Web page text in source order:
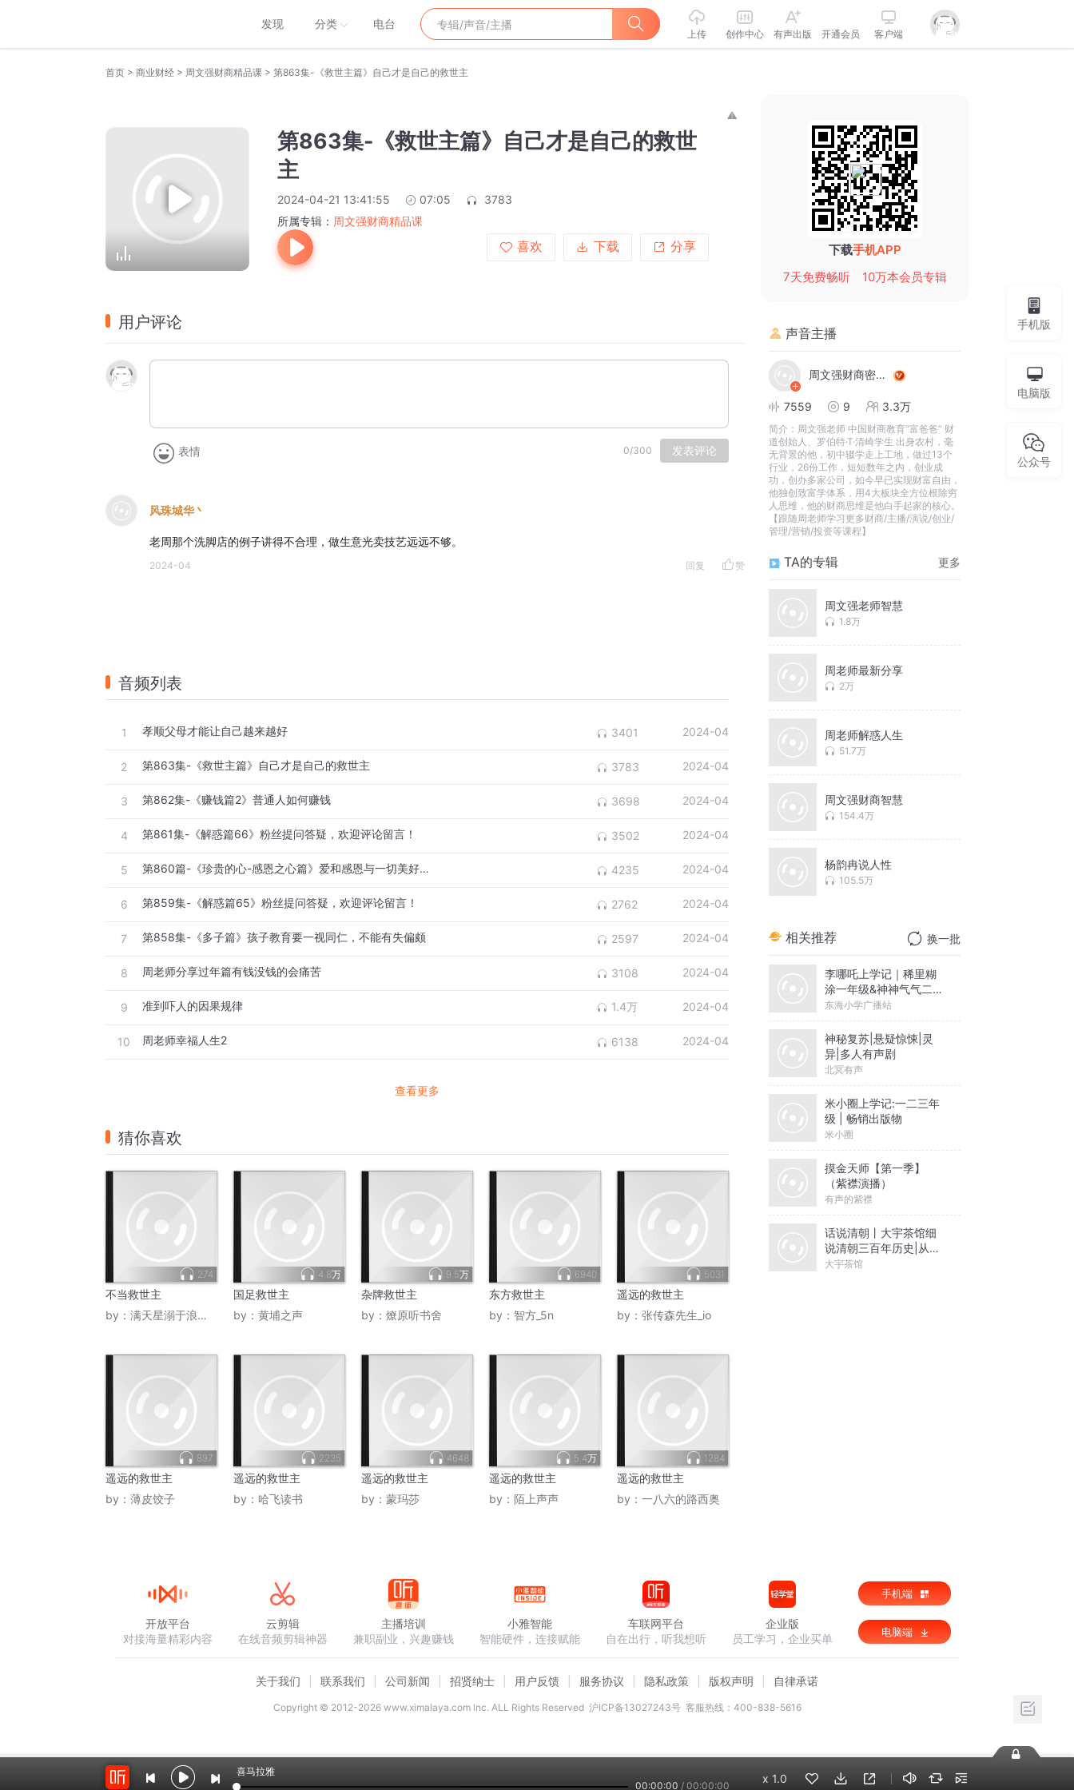
发现 分类 电台
上传 创作中心 有声出版 开通会员 客户端
首页 > 商业财经 > 周文强财商精品课 > 第863集-《救世主篇》自己才是自己的救世主
第863集-《救世主篇》自己才是自己的救世
主
2024-04-21 13:41:55 07:05
3783
所属专辑： 周文强财商精品课
喜欢
下载 分享
用户评论
表情 0/300 发表评论
风珠城华丶
老周那个洗脚店的例子讲得不合理，做生意光卖技艺远远不够。
2024-04 回复 赞
音频列表
1 孝顺父母才能让自己越来越好 3401 2024-04
2 第863集-《救世主篇》自己才是自己的救世主 3783 2024-04
3 第862集-《赚钱篇2》普通人如何赚钱 3698 2024-04
4 第861集-《解惑篇66》粉丝提问答疑，欢迎评论留言！ 3502 2024-04
5 第860篇-《珍贵的心-感恩之心篇》爱和感恩与一切美好的人事物最近 4235 2024-04
6 第859集-《解惑篇65》粉丝提问答疑，欢迎评论留言！ 2762 2024-04
7 第858集-《多子篇》孩子教育要一视同仁，不能有失偏颇 2597 2024-04
8 周老师分享过年篇有钱没钱的会痛苦 3108 2024-04
9 准到吓人的因果规律 1.4万 2024-04
10 周老师幸福人生2 6138 2024-04
查看更多
猜你喜欢
274
不当救世主
by： 满天星溺于浪漫_子楠
4.8万
国足救世主
by： 黄埔之声
9.5万
杂牌救世主
by： 燎原听书舍
6940
东方救世主
by： 智方_5n
5031
遥远的救世主
by： 张传森先生_io
897
遥远的救世主
by： 薄皮饺子
2235
遥远的救世主
by： 哈飞读书
4648
遥远的救世主
by： 蒙玛莎
5.4万
遥远的救世主
by： 陌上声声
1284
遥远的救世主
by： 一八六的路西奥
下载手机APP
7天免费畅听
10万本会员专辑
声音主播
周文强财商密训课
7559 9 3.3万
简介： 周文强老师 中国财商教育“富爸爸” 财
道创始人、罗伯特·T·清崎学生 出身农村，毫
无背景的他，初中辍学走上工地，做过13个
行业，26份工作，短短数年之内，创业成
功，创办多家公司，如今早已实现财富自由，
他独创致富学体系，用4大板块全方位根除穷
人思维，他的财商思维是他白手起家的核心。
【跟随周老师学习更多财商/主播/演说/创业/
管理/营销/投资等课程】
TA的专辑 更多
周文强老师智慧
1.8万
周老师最新分享
2万
周老师解惑人生
51.7万
周文强财商智慧
154.4万
杨韵冉说人性
105.5万
相关推荐 换一批
李哪吒上学记｜稀里糊
涂一年级&神神气气二年
级
东海小学广播站
神秘复苏|悬疑惊悚|灵
异|多人有声剧
北冥有声
米小圈上学记:一二三年
级 | 畅销出版物
米小圈
摸金天师【第一季】
（紫襟演播）
有声的紫襟
话说清朝丨大宇茶馆细
说清朝三百年历史|从努
尔哈赤到末代皇帝溥仪|
大宇茶馆
手机版
电脑版
公众号
喜马拉雅
00:00:00 / 00:00:00
x 1.0
开放平台
对接海量精彩内容
云剪辑
在线音频剪辑神器
主播培训
兼职副业，兴趣赚钱
小雅智能
智能硬件，连接赋能
车联网平台
自在出行，听我想听
企业版
员工学习，企业买单
手机端
电脑端
关于我们 联系我们 公司新闻 招贤纳士 用户反馈 服务协议 隐私政策 版权声明 自律承诺
Copyright © 2012-2026www.ximalaya.com lnc. ALL Rights Reserved 沪ICP备13027243号 客服热线：400-838-5616